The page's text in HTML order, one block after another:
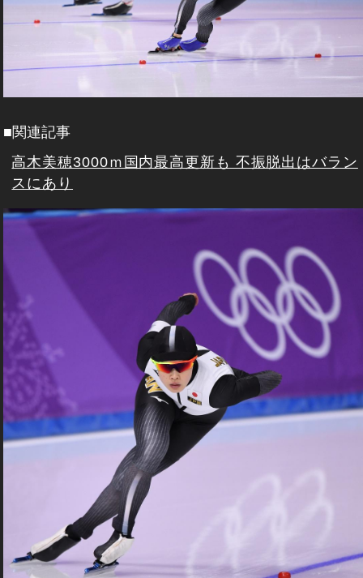
■関連記事
高木美穂3000ｍ国内最高更新も 不振脱出はバラン
スにあり